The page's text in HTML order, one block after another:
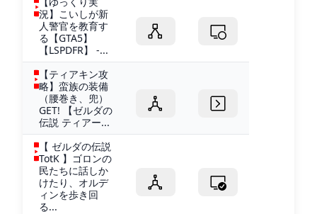
況】こいしが新
人警官を教育す
る【GTA5】
【LSPDFR】 -...
【ティアキン攻
略】蛮族の装備
（腰巻き、兜）
GET! 【ゼルダの
伝説 ティアー...
【 ゼルダの伝説
TotK 】ゴロンの
民たちに話しか
けたり、オルデ
ィンを歩き回
る...